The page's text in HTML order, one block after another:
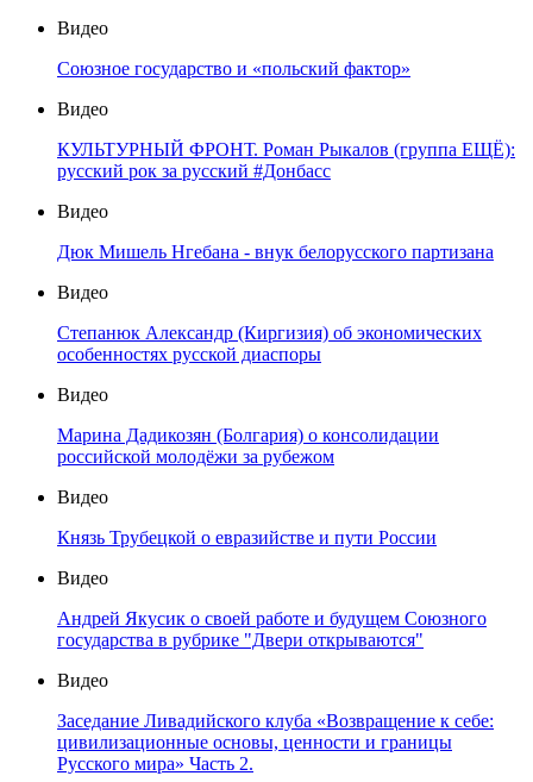
Видео
Союзное государство и «польский фактор»
Видео
КУЛЬТУРНЫЙ ФРОНТ. Роман Рыкалов (группа ЕЩЁ):
русский рок за русский #Донбасс
Видео
Дюк Мишель Нгебана - внук белорусского партизана
Видео
Степанюк Александр (Киргизия) об экономических
особенностях русской диаспоры
Видео
Марина Дадикозян (Болгария) о консолидации
российской молодёжи за рубежом
Видео
Князь Трубецкой о евразийстве и пути России
Видео
Андрей Якусик о своей работе и будущем Союзного
государства в рубрике "Двери открываются"
Видео
Заседание Ливадийского клуба «Возвращение к себе:
цивилизационные основы, ценности и границы
Русского мира» Часть 2.